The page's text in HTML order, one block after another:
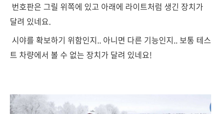
번호판은 그릴 위쪽에 있고 아래에 라이트처럼 생긴 장치가
달려 있네요.
시야를 확보하기 위함인지.. 아니면 다른 기능인지.. 보통 테스
트 차량에서 볼 수 없는 장치가 달려 있네요!